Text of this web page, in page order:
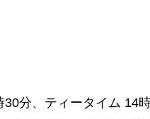
分、ティータイム 14